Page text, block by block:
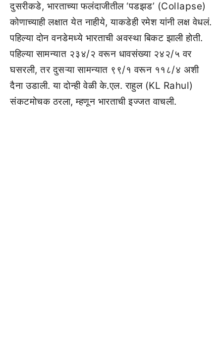
दुसरीकडे, भारताच्या फलंदाजीतील ‘पडझड’ (Collapse)
कोणाच्याही लक्षात येत नाहीये, याकडेही रमेश यांनी लक्ष वेधलं.
पहिल्या दोन वनडेमध्ये भारताची अवस्था बिकट झाली होती.
पहिल्या सामन्यात २३४/२ वरून धावसंख्या २४२/५ वर
घसरली, तर दुसऱ्या सामन्यात ९९/१ वरून ११८/४ अशी
दैना उडाली. या दोन्ही वेळी के.एल. राहुल (KL Rahul)
संकटमोचक ठरला, म्हणून भारताची इज्जत वाचली.